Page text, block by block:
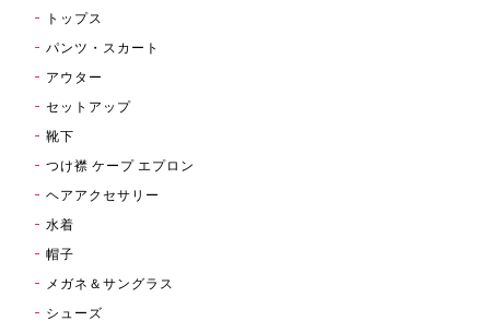
トップス
パンツ・スカート
アウター
セットアップ
靴下
つけ襟 ケープ エプロン
ヘアアクセサリー
水着
帽子
メガネ＆サングラス
シューズ